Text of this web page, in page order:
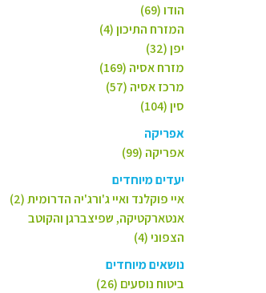
הודו (69)
המזרח התיכון (4)
יפן (32)
מזרח אסיה (169)
מרכז אסיה (57)
סין (104)
אפריקה
אפריקה (99)
יעדים מיוחדים
איי פוקלנד ואיי ג'ורג'יה הדרומית (2)
אנטארקטיקה, שפיצברגן והקוטב
הצפוני (4)
נושאים מיוחדים
ביטוח נוסעים (26)